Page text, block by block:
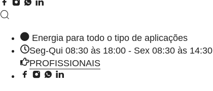
Energia para todo o tipo de aplicações
Seg-Qui 08:30 às 18:00 - Sex 08:30 às 14:30
PROFISSIONAIS